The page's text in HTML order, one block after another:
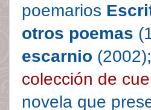
poemarios
otros poemas
escarnio
colección de
novela que